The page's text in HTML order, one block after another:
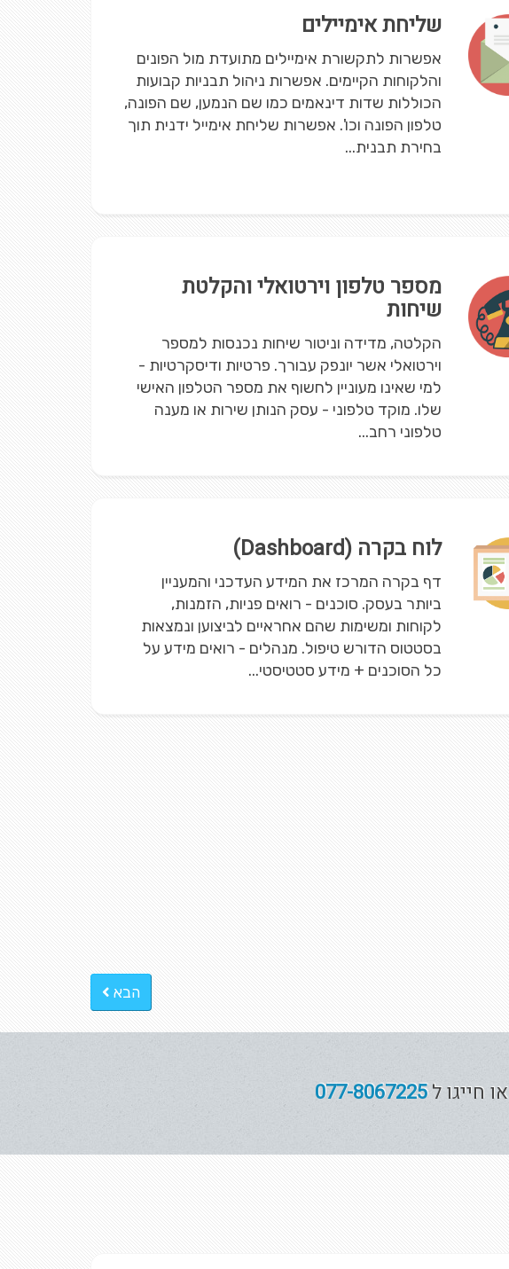
שליחת אימיילים
אפשרות לתקשורת אימיילים מתועדת מול הפונים
והלקוחות הקיימים. אפשרות ניהול תבניות קבועות
הכוללות שדות דינאמים כמו שם הנמען, שם הפונה,
טלפון הפונה וכו'. אפשרות שליחת אימייל ידנית תוך
בחירת תבנית...
​מספר טלפון וירטואלי והקלטת
שיחות
הקלטה, מדידה וניטור שיחות נכנסות למספר
וירטואלי אשר יונפק עבורך. פרטיות ודיסקרטיות -
למי שאינו מעוניין לחשוף את מספר הטלפון האישי
שלו. מוקד טלפוני - עסק הנותן שירות או מענה
טלפוני רחב...
לוח בקרה (Dashboard)
דף בקרה המרכז את המידע העדכני והמעניין
ביותר בעסק. סוכנים - רואים פניות, הזמנות,
לקוחות ומשימות שהם אחראיים לביצוען ונמצאות
בסטטוס הדורש טיפול. מנהלים - רואים מידע על
כל הסוכנים + מידע סטטיסטי...
הבא
או חייגו ל077-8067225